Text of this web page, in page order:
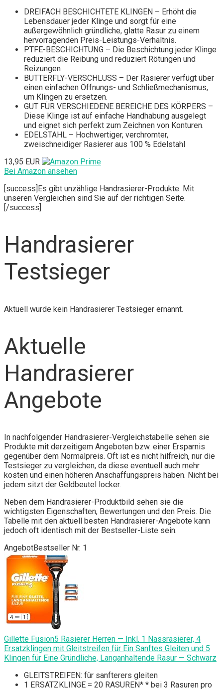
DREIFACH BESCHICHTETE KLINGEN – Erhöht die
Lebensdauer jeder Klinge und sorgt für eine
außergewöhnlich gründliche, glatte Rasur zu einem
hervorragenden Preis-Leistungs-Verhältnis.
PTFE-BESCHICHTUNG – Die Beschichtung jeder Klinge
reduziert die Reibung und reduziert Rötungen und
Reizungen
BUTTERFLY-VERSCHLUSS – Der Rasierer verfügt über
einen einfachen Öffnungs- und Schließmechanismus,
um Klingen zu ersetzen.
GUT FÜR VERSCHIEDENE BEREICHE DES KÖRPERS –
Diese Klinge ist auf einfache Handhabung ausgelegt
und eignet sich perfekt zum Zeichnen von Konturen.
EDELSTAHL – Hochwertiger, verchromter,
zweischneidiger Rasierer aus 100 % Edelstahl
13,95 EUR
Bei Amazon ansehen
[success]Es gibt unzählige Handrasierer-Produkte. Mit
unseren Vergleichen sind Sie auf der richtigen Seite.
[/success]
Handrasierer
Testsieger
Aktuell wurde kein Handrasierer Testsieger ernannt.
Aktuelle
Handrasierer
Angebote
In nachfolgender Handrasierer-Vergleichstabelle sehen sie
Produkte mit derzeitigem Angeboten bzw. einer Ersparnis
gegenüber dem Normalpreis. Oft ist es nicht hilfreich, nur die
Testsieger zu vergleichen, da diese eventuell auch mehr
kosten und einen höheren Anschaffungspreis haben. Nicht bei
jedem sitzt der Geldbeutel locker.
Neben dem Handrasierer-Produktbild sehen sie die
wichtigsten Eigenschaften, Bewertungen und den Preis. Die
Tabelle mit den aktuell besten Handrasierer-Angebote kann
jedoch oft identisch mit der Bestseller-Liste sein.
AngebotBestseller Nr. 1
Gillette Fusion5 Rasierer Herren — Inkl. 1 Nassrasierer, 4
Ersatzklingen mit Gleitstreifen für Ein Sanftes Gleiten und 5
Klingen für Eine Gründliche, Langanhaltende Rasur — Schwarz
GLEITSTREIFEN: für sanfterers gleiten
1 ERSATZKLINGE = 20 RASUREN* * bei 3 Rasuren pro